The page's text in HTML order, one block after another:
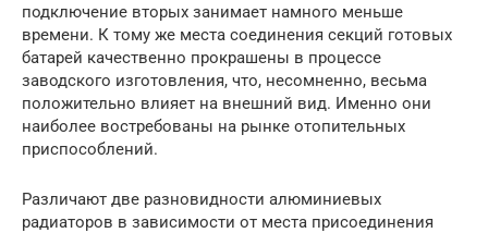
подключение вторых занимает намного меньше
времени. К тому же места соединения секций готовых
батарей качественно прокрашены в процессе
заводского изготовления, что, несомненно, весьма
положительно влияет на внешний вид. Именно они
наиболее востребованы на рынке отопительных
приспособлений.
Различают две разновидности алюминиевых
радиаторов в зависимости от места присоединения